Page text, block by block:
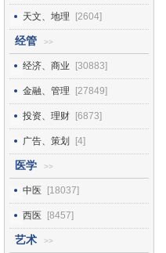
天文、地理 [2604]
经管 >>
经济、商业 [30883]
金融、管理 [27849]
投资、理财 [6873]
广告、策划 [4]
医学 >>
中医 [18037]
西医 [8457]
艺术 >>